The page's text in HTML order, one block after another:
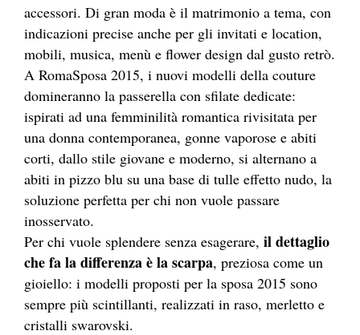
accessori. Di gran moda è il matrimonio a tema, con
indicazioni precise anche per gli invitati e location,
mobili, musica, menù e flower design dal gusto retrò.
A RomaSposa 2015, i nuovi modelli della couture
domineranno la passerella con sfilate dedicate:
ispirati ad una femminilità romantica rivisitata per
una donna contemporanea, gonne vaporose e abiti
corti, dallo stile giovane e moderno, si alternano a
abiti in pizzo blu su una base di tulle effetto nudo, la
soluzione perfetta per chi non vuole passare
inosservato.
Per chi vuole splendere senza esagerare, il dettaglio
che fa la differenza è la scarpa, preziosa come un
gioiello: i modelli proposti per la sposa 2015 sono
sempre più scintillanti, realizzati in raso, merletto e
cristalli swarovski.